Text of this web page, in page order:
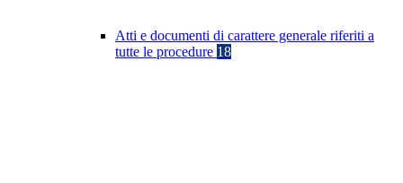
Atti e documenti di carattere generale riferiti a
tutte le procedure 18